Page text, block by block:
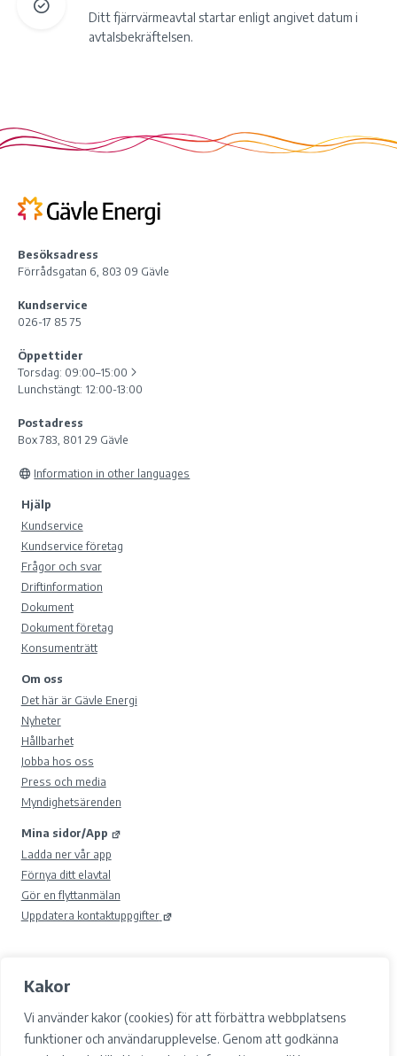
Kakor
Vi använder kakor (cookies) för att förbättra webbplatsens
funktioner och användarupplevelse. Genom att godkänna
Ditt fjärrvärmeavtal startar enligt angivet datum i
avtalsbekräftelsen.
Besöksadress
Förrådsgatan 6, 803 09 Gävle
Kundservice
026-17 85 75
Öppettider
Torsdag: 09:00–15:00
Lunchstängt: 12:00-13:00
Postadress
Box 783, 801 29 Gävle
Information in other languages
Hjälp
Kundservice
Kundservice företag
Frågor och svar
Driftinformation
Dokument
Dokument företag
Konsumenträtt
Om oss
Det här är Gävle Energi
Nyheter
Hållbarhet
Jobba hos oss
Press och media
Myndighetsärenden
Mina sidor/App
Ladda ner vår app
Förnya ditt elavtal
Gör en flyttanmälan
Uppdatera kontaktuppgifter
Samtyckesval
Cookies
Integritetspolicy och GDPR